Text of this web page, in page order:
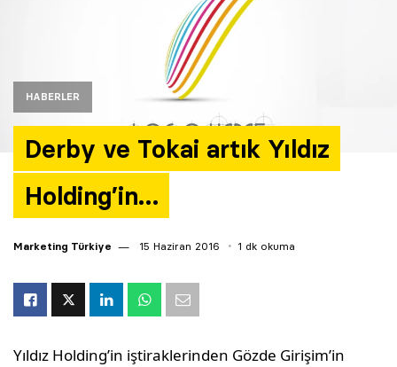
HABERLER
Derby ve Tokai artık Yıldız
Holding’in…
Marketing Türkiye 15 Haziran 2016 1 dk okuma
Yıldız Holding’in iştiraklerinden Gözde Girişim’in